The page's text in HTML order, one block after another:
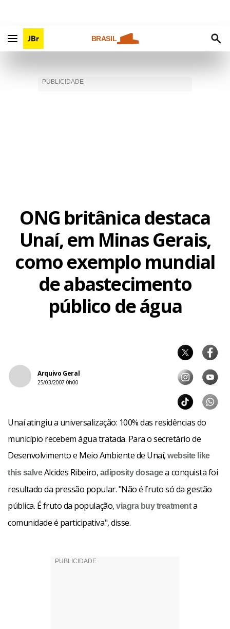
BRASIL
ONG britânica destaca
Unaí, em Minas Gerais,
como exemplo mundial
de abastecimento
público de água
Arquivo Geral
25/03/2007 0h00
Unaí atingiu a universalização: 100% das residências do
município recebem água tratada. Para o secretário de
Desenvolvimento e Meio Ambiente de Unaí,website like
this salveAlcides Ribeiro, adiposity dosagea conquista foi
resultado da pressão popular. "Não é fruto só da gestão
pública. É fruto da população,viagra buy treatmenta
comunidade é participativa", disse.